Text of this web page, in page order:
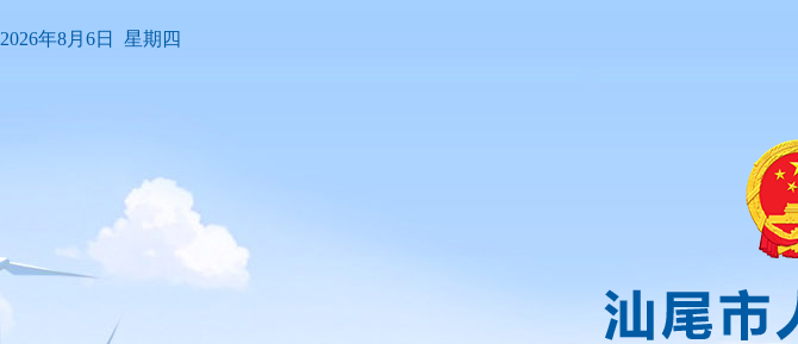
2026年8月6日 星期四